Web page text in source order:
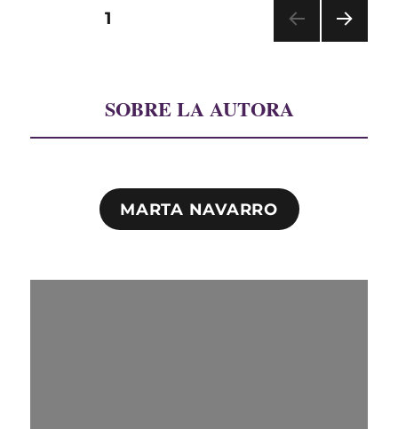
Paginación
entradas
PÁGINA1
SOBRE LA AUTORA
MARTA NAVARRO